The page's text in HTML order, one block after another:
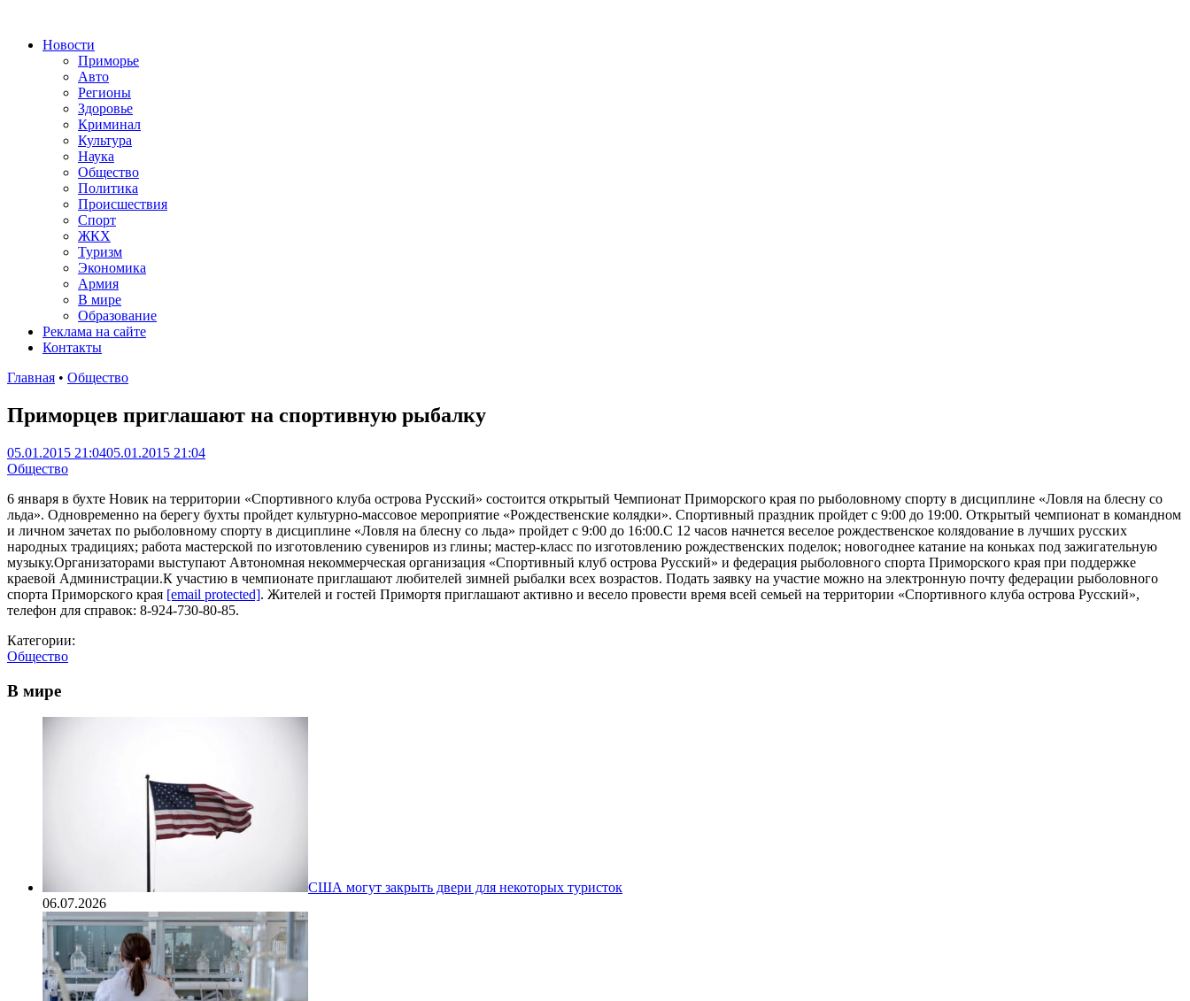
Новости
Приморье
Авто
Регионы
Здоровье
Криминал
Культура
Наука
Общество
Политика
Происшествия
Спорт
ЖКХ
Туризм
Экономика
Армия
В мире
Образование
Реклама на сайте
Контакты
Главная • Общество
Приморцев приглашают на спортивную рыбалку
05.01.2015 21:0405.01.2015 21:04
Общество
6 января в бухте Новик на территории «Спортивного клуба острова Русский» состоится открытый Чемпионат Приморского края по рыболовному спорту в дисциплине «Ловля на блесну со
льда». Одновременно на берегу бухты пройдет культурно-массовое мероприятие «Рождественские колядки». Спортивный праздник пройдет с 9:00 до 19:00. Открытый чемпионат в командном
и личном зачетах по рыболовному спорту в дисциплине «Ловля на блесну со льда» пройдет с 9:00 до 16:00.С 12 часов начнется веселое рождественское колядование в лучших русских
народных традициях; работа мастерской по изготовлению сувениров из глины; мастер-класс по изготовлению рождественских поделок; новогоднее катание на коньках под зажигательную
музыку.Организаторами выступают Автономная некоммерческая организация «Спортивный клуб острова Русский» и федерация рыболовного спорта Приморского края при поддержке
краевой Администрации.К участию в чемпионате приглашают любителей зимней рыбалки всех возрастов. Подать заявку на участие можно на электронную почту федерации рыболовного
спорта Приморского края [email protected]. Жителей и гостей Примортя приглашают активно и весело провести время всей семьей на территории «Спортивного клуба острова Русский»,
телефон для справок: 8-924-730-80-85.
Категории:
Общество
В мире
США могут закрыть двери для некоторых туристок
06.07.2026